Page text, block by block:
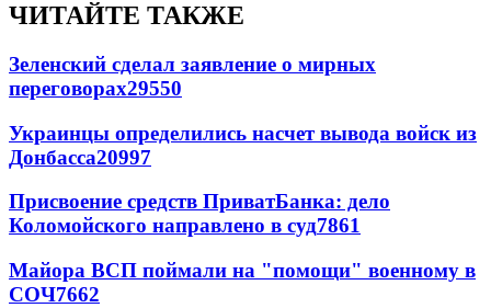
ЧИТАЙТЕ ТАКЖЕ
Зеленский сделал заявление о мирных
переговорах29550
Украинцы определились насчет вывода войск из
Донбасса20997
Присвоение средств ПриватБанка: дело
Коломойского направлено в суд7861
Майора ВСП поймали на "помощи" военному в
СОЧ7662